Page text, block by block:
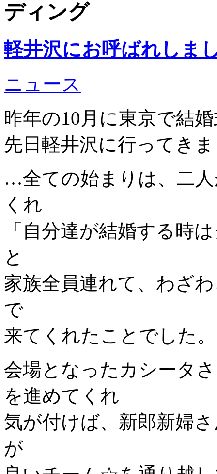
軽井沢にお呼ばれしま
ニュース
昨年の10月に東京で結
先日軽井沢に行ってき
…全ての始まりは、二
くれ
「自分達が結婚する時
と
家族全員連れて、わざ
で
来てくれたことでした。
会場となったカシータ
を進めてくれ
気が付けば、新郎新婦
が